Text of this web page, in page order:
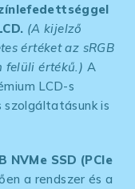
(A kijelző
értéket az sRGB
felüli értékű.) A
LCD-s
szolgáltatásunk is
SSD (PCIe
a rendszer és a